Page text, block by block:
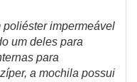
impermeável
um deles para
para
a mochila possui